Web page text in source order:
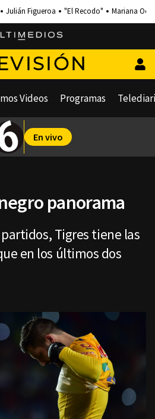
Julián Figueroa "El Recodo" Mariana
Videos Programas
En vivo
panorama
Tigres tiene las
en los últimos dos